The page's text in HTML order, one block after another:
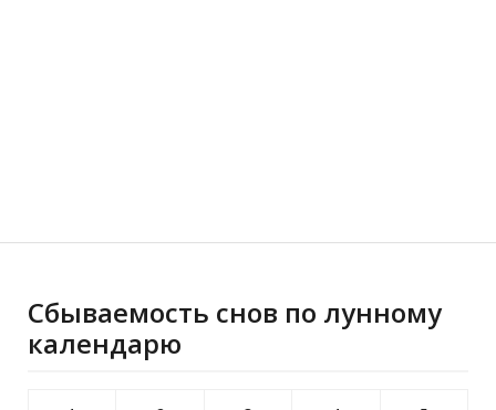
Сбываемость снов по лунному
календарю